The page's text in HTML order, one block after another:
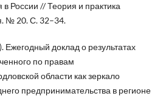
России // Теория и практика
№ 20. С. 32–34.
доклад о результатах
по правам
области как зеркало
предпринимательства в регионе